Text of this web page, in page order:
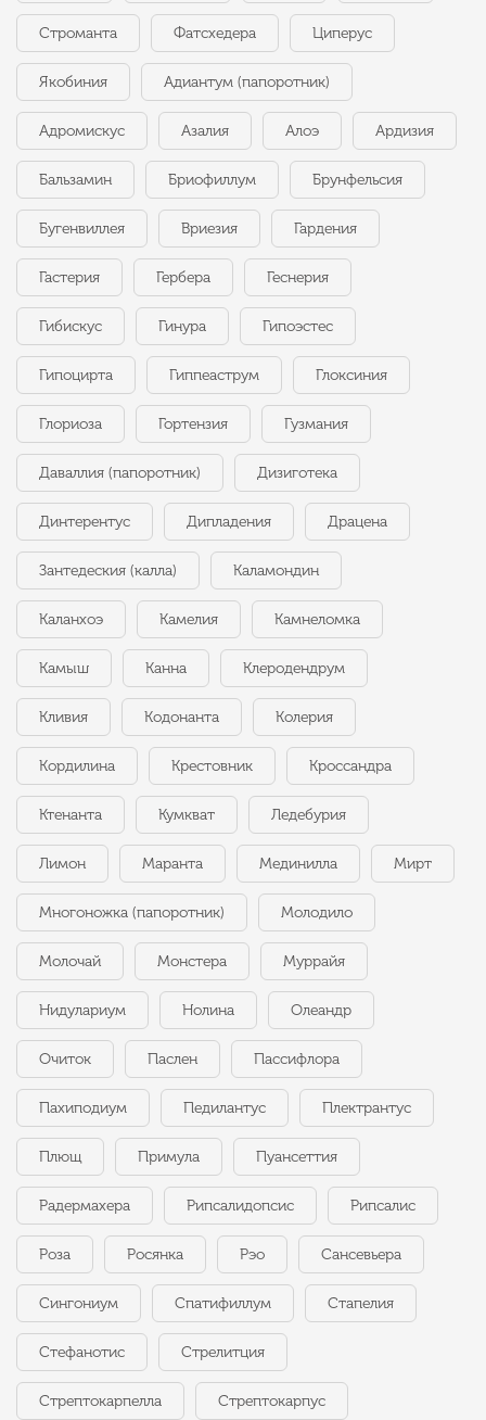
Строманта Фатсхедера Циперус
Якобиния Адиантум (папоротник)
Адромискус Азалия Алоэ Ардизия
Бальзамин Бриофиллум Брунфельсия
Бугенвиллея Вриезия Гардения
Гастерия Гербера Геснерия
Гибискус Гинура Гипоэстес
Гипоцирта Гиппеаструм Глоксиния
Глориоза Гортензия Гузмания
Даваллия (папоротник) Дизиготека
Динтерентус Дипладения Драцена
Зантедеския (калла) Каламондин
Каланхоэ Камелия Камнеломка
Камыш Канна Клеродендрум
Кливия Кодонанта Колерия
Кордилина Крестовник Кроссандра
Ктенанта Кумкват Ледебурия
Лимон Маранта Мединилла Мирт
Многоножка (папоротник) Молодило
Молочай Монстера Муррайя
Нидулариум Нолина Олеандр
Очиток Паслен Пассифлора
Пахиподиум Педилантус Плектрантус
Плющ Примула Пуансеттия
Радермахера Рипсалидопсис Рипсалис
Роза Росянка Рэо Сансевьера
Сингониум Спатифиллум Стапелия
Стефанотис Стрелитция
Стрептокарпелла Стрептокарпус